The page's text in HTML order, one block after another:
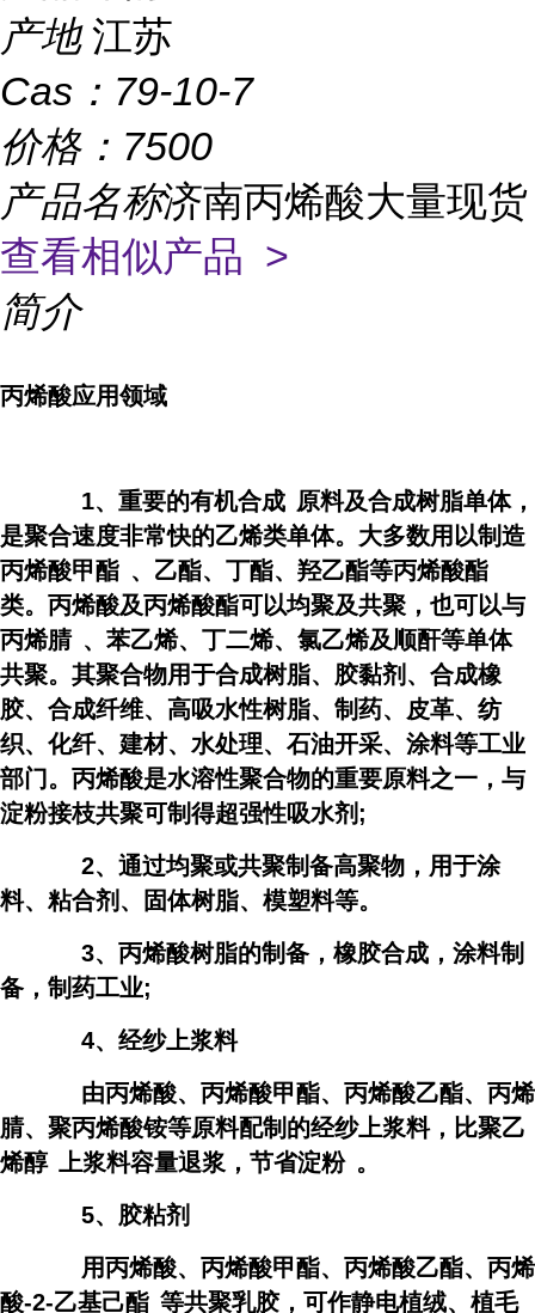
产地 江苏
Cas： 79-10-7
价格： 7500
产品名称济南丙烯酸大量现货
查看相似产品 >
简介
丙烯酸应用领域
1、重要的有机合成 原料及合成树脂单体，
是聚合速度非常快的乙烯类单体。大多数用以制造
丙烯酸甲酯 、乙酯、丁酯、羟乙酯等丙烯酸酯
类。丙烯酸及丙烯酸酯可以均聚及共聚，也可以与
丙烯腈 、苯乙烯、丁二烯、氯乙烯及顺酐等单体
共聚。其聚合物用于合成树脂、胶黏剂、合成橡
胶、合成纤维、高吸水性树脂、制药、皮革、纺
织、化纤、建材、水处理、石油开采、涂料等工业
部门。丙烯酸是水溶性聚合物的重要原料之一，与
淀粉接枝共聚可制得超强性吸水剂;
2、通过均聚或共聚制备高聚物，用于涂
料、粘合剂、固体树脂、模塑料等。
3、丙烯酸树脂的制备，橡胶合成，涂料制
备，制药工业;
4、经纱上浆料
由丙烯酸、丙烯酸甲酯、丙烯酸乙酯、丙烯
腈、聚丙烯酸铵等原料配制的经纱上浆料，比聚乙
烯醇 上浆料容量退浆，节省淀粉 。
5、胶粘剂
用丙烯酸、丙烯酸甲酯、丙烯酸乙酯、 丙烯
酸-2-乙基己酯 等共聚乳胶，可作静电植绒、植毛